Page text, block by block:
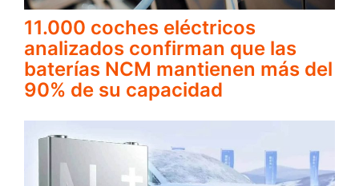
11.000 coches eléctricos
analizados confirman que las
baterías NCM mantienen más del
90% de su capacidad